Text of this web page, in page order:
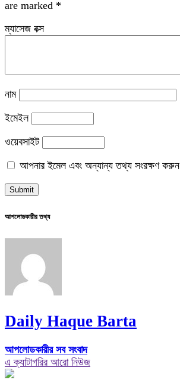
are marked *
ম্যাসেজ বক্স
নাম
ইমেইল
ওয়েবসাইট
আপনার ইমেল এবং অন্যান্য তথ্য সংরক্ষণ করুন
আপলোডকারীর তথ্য
Daily Haque Barta
আপলোডকারীর সব সংবাদ
এ ক্যাটাগরির আরো নিউজ